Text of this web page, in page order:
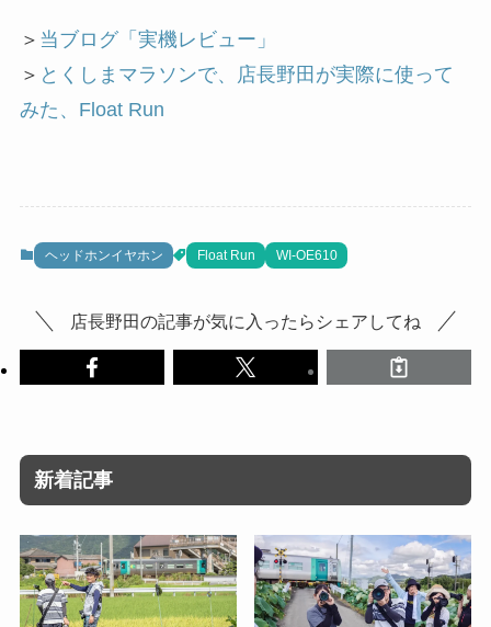
＞ 当ブログ「実機レビュー」
＞ とくしまマラソンで、店長野田が実際に使って
みた、Float Run
ヘッドホンイヤホン Float Run WI-OE610
店長野田の記事が気に入ったらシェアしてね
新着記事